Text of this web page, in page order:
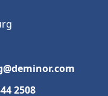
2508